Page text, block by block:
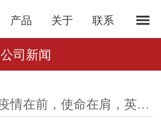
产品 关于 联系
公司新闻
疫情在前，使命在肩，英格索兰一直在行动！